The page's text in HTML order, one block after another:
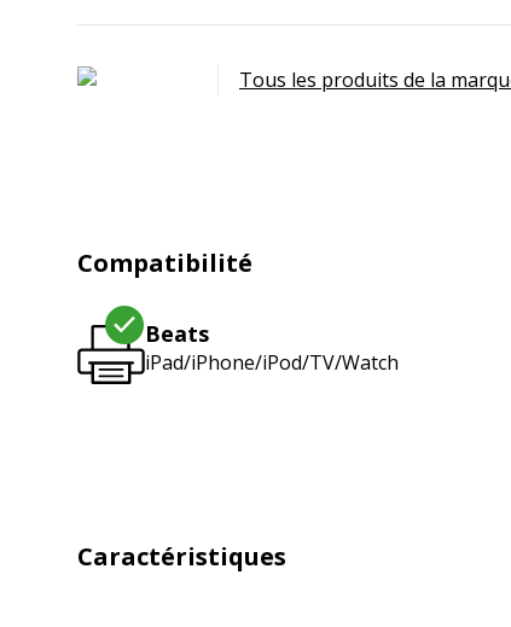
Tous les produits de la
Compatibilité
Beats
iPad/iPhone/iPod/TV/Watch
Caractéristiques